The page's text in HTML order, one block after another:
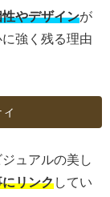
性やデザインが
強く残る理由
ュアルの美し
リンクしてい